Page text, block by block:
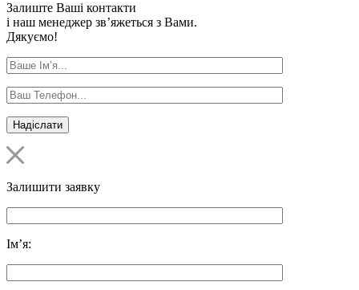
Залиште Ваші контакти
і наш менеджер зв’яжеться з Вами.
Дякуємо!
Залишити заявку
Ім’я: